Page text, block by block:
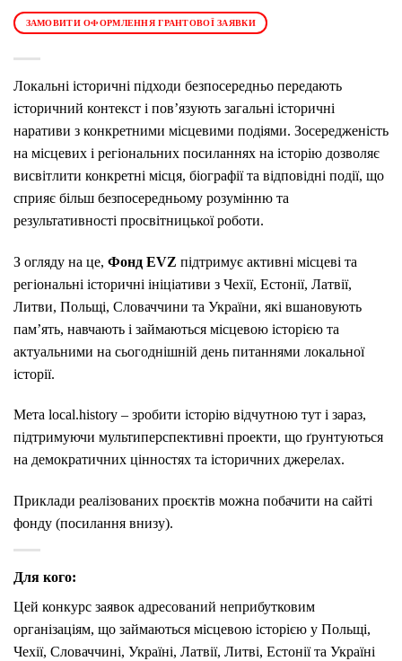
ЗАМОВИТИ ОФОРМЛЕННЯ ГРАНТОВОЇ ЗАЯВКИ
Локальні історичні підходи безпосередньо передають
історичний контекст і пов’язують загальні історичні
наративи з конкретними місцевими подіями. Зосередженість
на місцевих і регіональних посиланнях на історію дозволяє
висвітлити конкретні місця, біографії та відповідні події, що
сприяє більш безпосередньому розумінню та
результативності просвітницької роботи.
З огляду на це, Фонд EVZ підтримує активні місцеві та
регіональні історичні ініціативи з Чехії, Естонії, Латвії,
Литви, Польщі, Словаччини та України, які вшановують
пам’ять, навчають і займаються місцевою історією та
актуальними на сьогоднішній день питаннями локальної
історії.
Мета local.history – зробити історію відчутною тут і зараз,
підтримуючи мультиперспективні проекти, що ґрунтуються
на демократичних цінностях та історичних джерелах.
Приклади реалізованих проєктів можна побачити на сайті
фонду (посилання внизу).
Для кого:
Цей конкурс заявок адресований неприбутковим
організаціям, що займаються місцевою історією у Польщі,
Чехії, Словаччині, Україні, Латвії, Литві, Естонії та Україні